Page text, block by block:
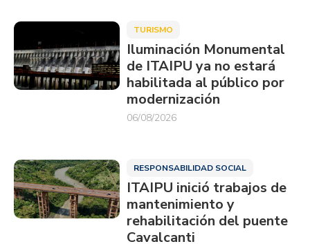
TURISMO
Iluminación Monumental
de ITAIPU ya no estará
habilitada al público por
modernización
06/08/2026
RESPONSABILIDAD SOCIAL
ITAIPU inició trabajos de
mantenimiento y
rehabilitación del puente
Cavalcanti